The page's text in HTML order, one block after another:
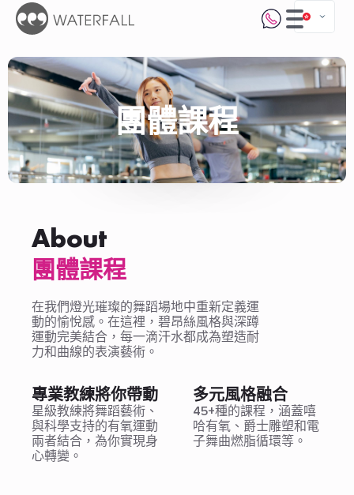
團體課程
About
團體課程
在我們燈光璀璨的舞蹈場地中重新定義運
動的愉悅感。在這裡，碧昂絲風格與深蹲
運動完美結合，每一滴汗水都成為塑造耐
力和曲線的表演藝術。
專業教練將你帶動
星級教練將舞蹈藝術、
與科學支持的有氧運動
兩者結合，為你實現身
心轉變。
多元風格融合
45+種的課程，涵蓋嘻
哈有氧、爵士雕塑和電
子舞曲燃脂循環等。